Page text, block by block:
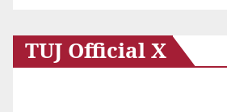
TUJ Official X